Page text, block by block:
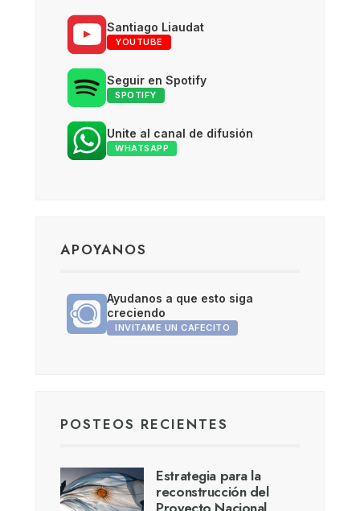
Santiago Liaudat
YOUTUBE
Seguir en Spotify
SPOTIFY
Unite al canal de difusión
WHATSAPP
APOYANOS
Ayudanos a que esto siga
creciendo
INVITAME UN CAFECITO
POSTEOS RECIENTES
Estrategia para la
reconstrucción del